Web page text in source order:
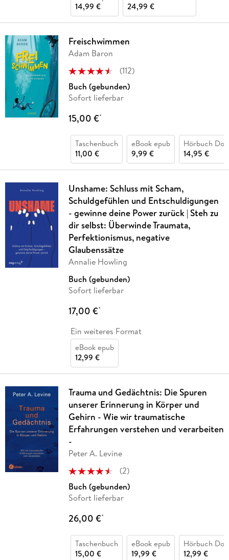
14,99 €
24,99 €
Freischwimmen
Adam Baron
(112)
Buch (gebunden)
Sofort lieferbar
15,00 €*
Taschenbuch
11,00 €
eBook epub
9,99 €
Hörbuch
14,95 €
Unshame: Schluss mit Scham,
Schuldgefühlen und Entschuldigungen
- gewinne deine Power zurück | Steh zu
dir selbst: Überwinde Traumata,
Perfektionismus, negative
Glaubenssätze
Annalie Howling
Buch (gebunden)
Sofort lieferbar
17,00 €*
Ein weiteres Format
eBook epub
12,99 €
Trauma und Gedächtnis: Die Spuren
unserer Erinnerung in Körper und
Gehirn - Wie wir traumatische
Erfahrungen verstehen und verarbeiten
-
Peter A. Levine
(2)
Buch (gebunden)
Sofort lieferbar
26,00 €*
Taschenbuch
15,00 €
eBook epub
19,99 €
Hörbuch
12,99 €